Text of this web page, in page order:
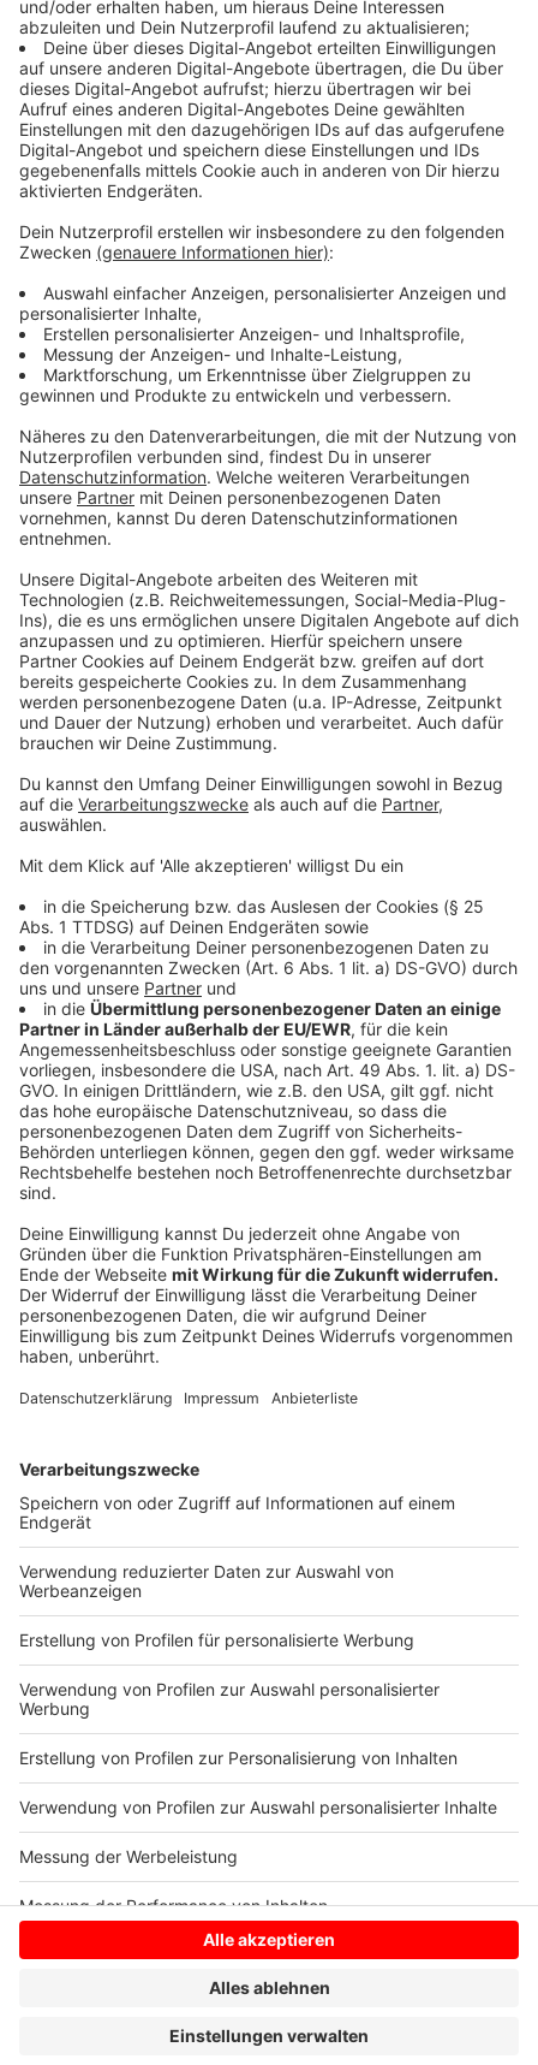
Anzeige
Weiterhin viel Handlungsbedarf für
Fahrradinfrastruktur
Anzeige
Pro Jahr werden in Münster pro Einwohner:in 30 bis 40
Euro in die Fahrradinfrastruktur investiert. Radwege
und Fahrradstraßen sind über 470 Kilometer lang. Auf
den Lorbeeren will sich Münster nicht ausruhen, die
Stadt hat weiterhin jede Menge zu tun. Die Innenstadt
braucht dringend mehr Fahrradstellplätze, viele
Radwege müssen nicht nur saniert, sondern auch
ausgebaut werden. Und dann sind da immer noch die
vielen Fahrradleichen an Münsters Straßen, die
irgendwann mal entfernt werden müssen. Aber allein
die bürokratischen Hürden zum Abtransport sind
unverändert hoch.
Anzeige
©Stadt Münster
Die rote Farbe zeigt es. Die Goldstraße ist ein Beispiel
für eine Fahrradstraße in der Innenstadt.
Anzeige
Start für das Stadtradeln am 1. Mai
Anzeige
Schon ab morgen (01.05.) kann sich Münster wieder in
die nationalen Fahrradschlagzeilen bringen. Die Aktion
"Stadtradeln" beginnt und die Stadt hofft auf eine Top
Platzierung, auch ANTENNE MÜNSTER ist wieder mit
einem Team dabei. Drei Wochen lang werden die
Das geht ganz einfach mit einer App auf dem
Smartphone. Dort können sich Interessierte auch
anmelden. Den Startschuss für die Aktion hat die
Stadt mit dem "Anbaden" in die Freibadsaison
zusammengelegt. Ab morgen Mittag 12:00 Uhr (01.05.)
Grevener Straße.
Anzeige
©Stadt Münster
Mit der Stadtradeln-App lassen sich zurückgelegte
Kilometer erfassen.
Anzeige